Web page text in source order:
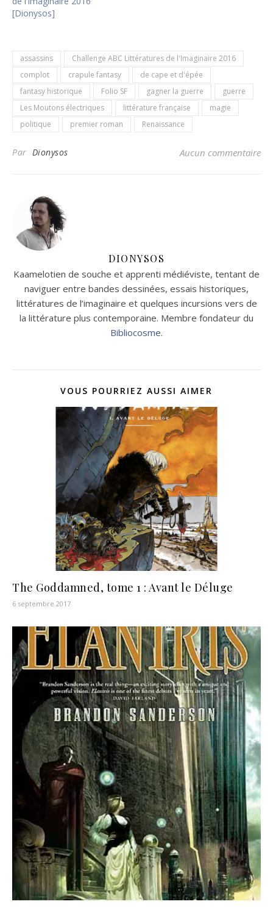
[Dionysos]
assassins
Challenge ABC Littératures de l'Imaginaire 2016
complot
crapule fantasy
de cape et d'épée
fantasy historique
Folio SF gagner la guerre
guerre
Les Moutons électriques
littérature française
magie
politique
premier roman Renaissance
Par Dionysos Aucun commentaire
DIONYSOS
Kaamelotien de souche et apprenti médiéviste, tentant de
naviguer entre bandes dessinées, essais historiques,
littératures de l’imaginaire et quelques incursions vers de
la littérature plus contemporaine. Membre fondateur du
Bibliocosme.
VOUS POURRIEZ AUSSI AIMER
The Goddamned, tome 1 : Avant le Déluge
6 septembre 2017